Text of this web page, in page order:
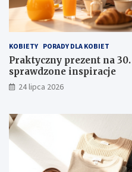
KOBIETY PORADY DLA KOBIET
Praktyczny prezent na
sprawdzone inspiracje
24 lipca 2026